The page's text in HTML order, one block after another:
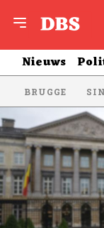
Nieuws
BRUGGE